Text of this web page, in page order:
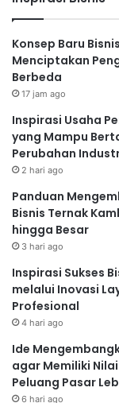
Konsep Baru
Menciptakan
Berbeda
17 jam ago
Inspirasi Usaha
yang Mampu
Perubahan
2 hari ago
Panduan
Bisnis Ternak
hingga Besar
3 hari ago
Inspirasi Sukses
melalui Inovasi
Profesional
4 hari ago
Ide
agar Memiliki
Peluang Pasar
6 hari ago